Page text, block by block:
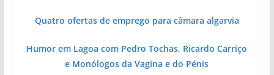
Quatro ofertas de emprego para câmara algarvia
Humor em Lagoa com Pedro Tochas, Ricardo Carriço
e Monólogos da Vagina e do Pénis